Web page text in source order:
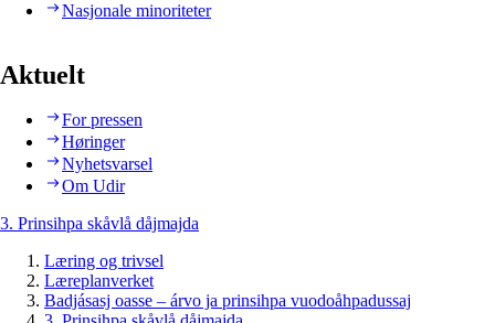
Nasjonale minoriteter
Aktuelt
For pressen
Høringer
Nyhetsvarsel
Om Udir
3. Prinsihpa skåvlå dåjmajda
Læring og trivsel
Læreplanverket
Badjásasj oasse – árvo ja prinsihpa vuodoåhpadussaj